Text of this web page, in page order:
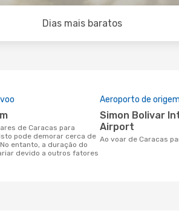
Dias mais baratos
pode demorar cerca de
entanto, a duração do
devido a outros fatores
Aeroporto de origem
Simon Bolivar International
Airport
Ao voar de Caracas